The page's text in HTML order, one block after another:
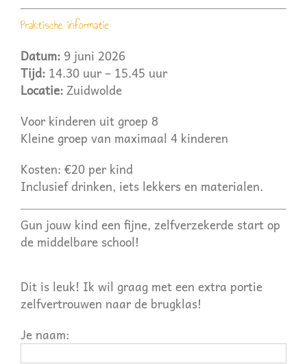
Praktische informatie
Datum:9 juni 2026
Tijd:14.30 uur – 15.45 uur
Locatie:Zuidwolde
Voor kinderen uit groep 8
Kleine groep van maximaal 4 kinderen
Kosten: €20 per kind
Inclusief drinken, iets lekkers en materialen.
Gun jouw kind een fijne, zelfverzekerde start op
de middelbare school!
Dit is leuk! Ik wil graag met een extra portie
zelfvertrouwen naar de brugklas!
Je naam: